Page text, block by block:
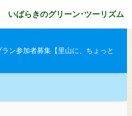
いばらきのグリーン･ツーリズム
ン参加者募集【里山に、ちょっと